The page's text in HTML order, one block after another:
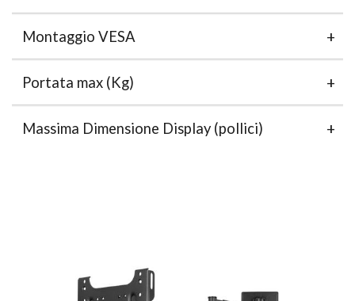
Montaggio VESA
Portata max (Kg)
Massima Dimensione Display (pollici)